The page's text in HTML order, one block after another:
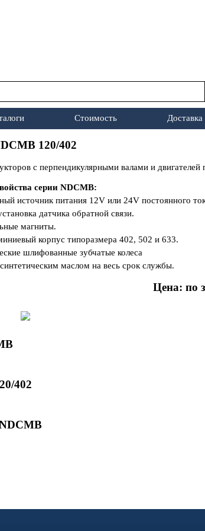
▼ ▼
Стоимость Доставка
120/402
с перпендикулярными валами и
серии NDСМВ:
источник питания 12V или 24V постоянного
датчика обратной связи.
магниты.
корпус типоразмера 402, 502 и 633.
шлифованные зубчатые колеса
маслом на весь срок службы.
Цена: по
402